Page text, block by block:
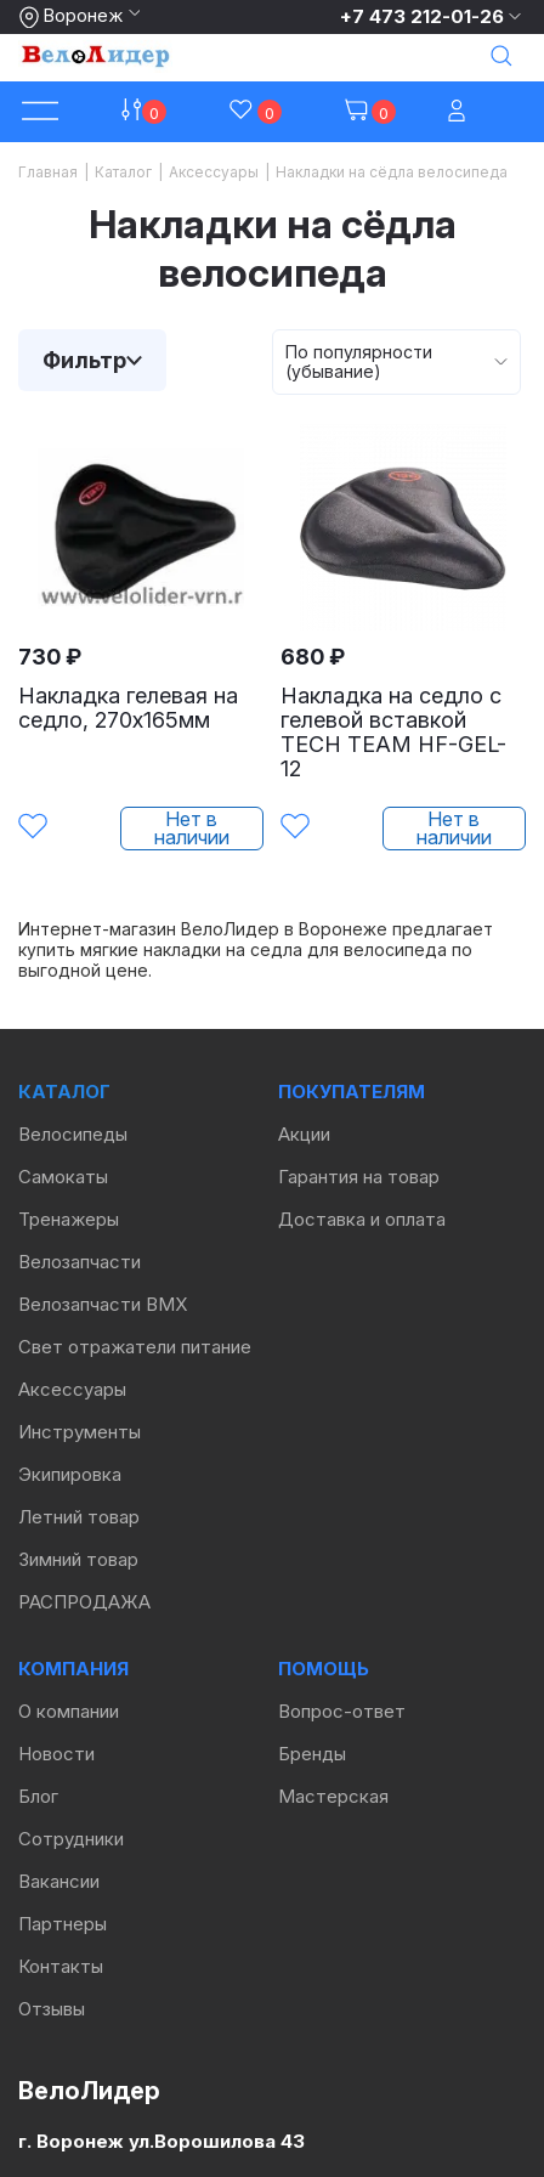
Воронеж +7 473 212-01-26
0 0 0
Главная Каталог Аксессуары Накладки на сёдла велосипеда
Накладки на сёдла
велосипеда
Фильтр
По популярности
(убывание)
Накладка гелевая на
седло, 270х165мм
730₽
Нет в
наличии
Накладка на седло с
гелевой вставкой
TECH TEAM HF-GEL-
12
680₽
Нет в
наличии
Интернет-магазин ВелоЛидер в Воронеже предлагает
купить мягкие накладки на седла для велосипеда по
выгодной цене.
ВелоЛидер
г. Воронеж ул.Ворошилова 43
КАТАЛОГ
Велосипеды
Самокаты
Тренажеры
Велозапчасти
Велозапчасти BMX
Свет отражатели питание
Аксессуары
Инструменты
Экипировка
Летний товар
Зимний товар
РАСПРОДАЖА
ПОКУПАТЕЛЯМ
Акции
Гарантия на товар
Доставка и оплата
КОМПАНИЯ
О компании
Новости
Блог
Сотрудники
Вакансии
Партнеры
Контакты
Отзывы
ПОМОЩЬ
Вопрос-ответ
Бренды
Мастерская